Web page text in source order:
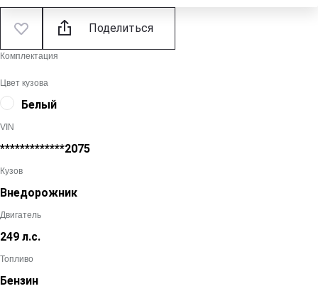
Поделиться
Комплектация
Цвет кузова
Белый
VIN
*************2075
Кузов
Внедорожник
Двигатель
249 л.с.
Топливо
Бензин